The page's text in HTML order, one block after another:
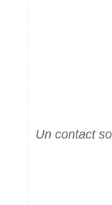
Un contact